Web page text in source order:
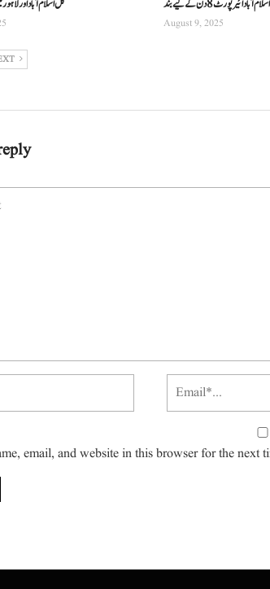
کل اسلام آباد اور اسلام آباد ائیرپورٹ 8 دن کے لیے بند
August 9, 2025
email, and website in this browser for the next